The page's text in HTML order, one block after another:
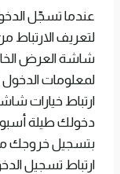
عندما تسجّل
لتعريف
شاشة العرض
لمعلومات الدخول
ارتباط خيارات
دخولك طيلة
بتسجيل خروجك
ارتباط تسجيل